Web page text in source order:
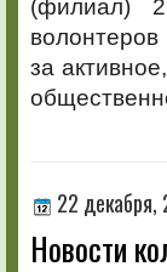
(филиал)
за
22 декабря,
Новости